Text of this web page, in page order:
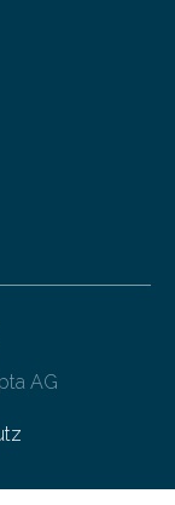
AG